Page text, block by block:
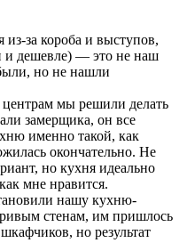
из-за короба и выступов,
и дешевле) — это не наш
но не нашли
мы решили делать
замерщика, он все
именно такой, как
окончательно. Не
но кухня идеально
мне нравится.
нашу кухню-
стенам, им пришлось
но результат